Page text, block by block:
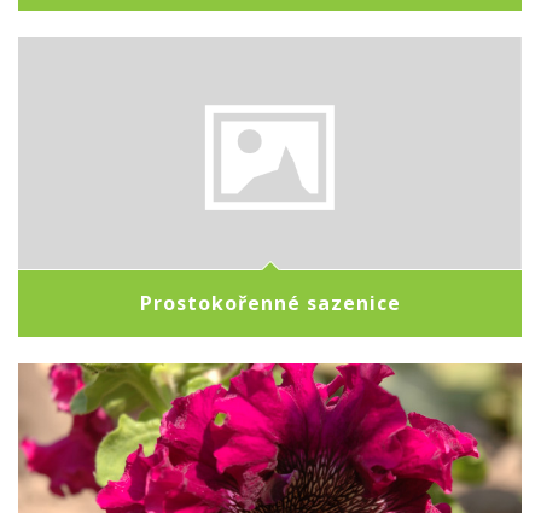
Prostokořenné sazenice